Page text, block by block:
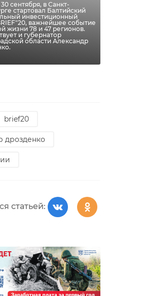
сентября, в Санкт-
стартовал Балтийский
инвестиционный
важнейшее событие
жизни 78 и 47 регионов.
и губернатор
области Александр
brief20
дрозденко
статьей: